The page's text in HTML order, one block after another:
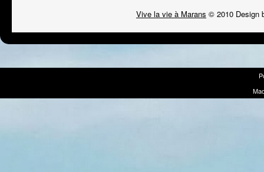
Vive la vie à Marans © 2010 Design